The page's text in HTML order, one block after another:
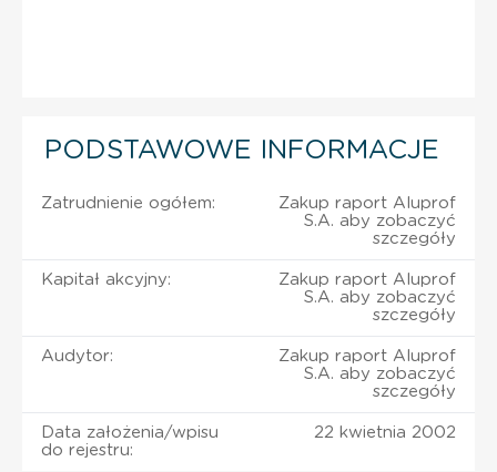
PODSTAWOWE INFORMACJE
Zatrudnienie ogółem:
Zakup raport Aluprof
S.A. aby zobaczyć
szczegóły
Kapitał akcyjny:
Zakup raport Aluprof
S.A. aby zobaczyć
szczegóły
Audytor:
Zakup raport Aluprof
S.A. aby zobaczyć
szczegóły
Data założenia/wpisu
do rejestru:
22 kwietnia 2002